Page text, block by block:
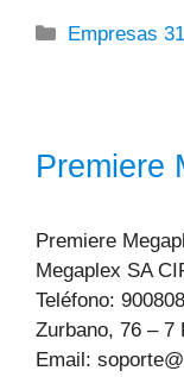
Categorías
Empresas 31
Premiere
Premiere
Megaplex SA
Teléfono:
Zurbano, 76 – 7
Email: